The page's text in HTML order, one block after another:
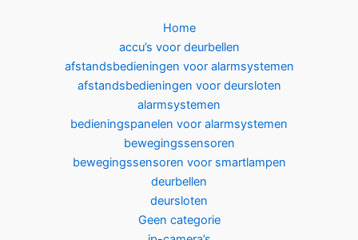
Home
accu’s voor deurbellen
afstandsbedieningen voor alarmsystemen
afstandsbedieningen voor deursloten
alarmsystemen
bedieningspanelen voor alarmsystemen
bewegingssensoren
bewegingssensoren voor smartlampen
deurbellen
deursloten
Geen categorie